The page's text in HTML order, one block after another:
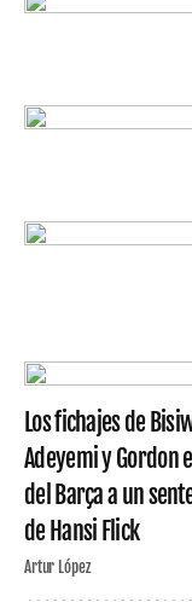
Los fichajes de
Adeyemi y Gordon
del Barça a un
de Hansi Flick
Artur López